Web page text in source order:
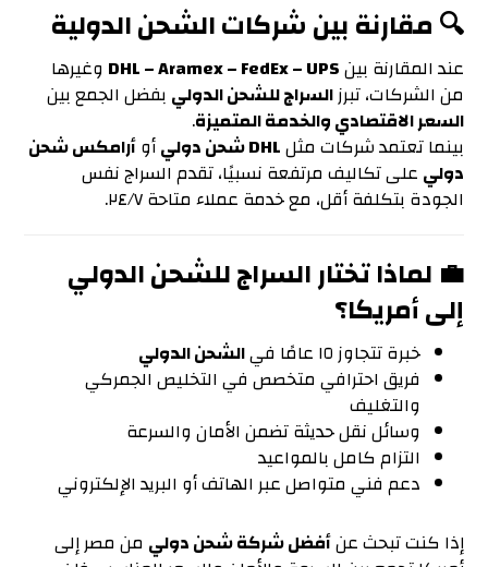
🔍 مقارنة بين شركات الشحن الدولية
عند المقارنة بينDHL – Aramex – FedEx – UPS وغيرها
من الشركات، تبرزالسراج للشحن الدولي بفضل الجمع بين
السعر الاقتصادي والخدمة المتميزة.
بينما تعتمد شركات مثلDHL شحن دولي أوأرامكس شحن
دولي على تكاليف مرتفعة نسبيًا، تقدم السراج نفس
الجودة بتكلفة أقل، مع خدمة عملاء متاحة ٢٤/٧.
💼 لماذا تختار السراج للشحن الدولي
إلى أمريكا؟
خبرة تتجاوز ١٥ عامًا في
الشحن الدولي
فريق احترافي متخصص في التخليص الجمركي
والتغليف
وسائل نقل حديثة تضمن الأمان والسرعة
التزام كامل بالمواعيد
دعم فني متواصل عبر الهاتف أو البريد الإلكتروني
إذا كنت تبحث عنأفضل شركة شحن دولي من مصر إلى